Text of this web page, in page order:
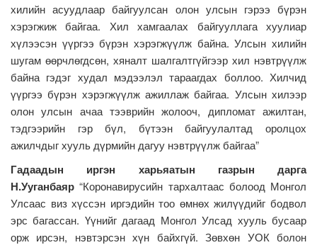
хилийн асуудлаар байгуулсан олон улсын гэрээ бүрэн
хэрэгжиж байгаа. Хил хамгаалах байгууллага хуулиар
хүлээсэн үүргээ бүрэн хэрэгжүүлж байна. Улсын хилийн
шугам өөрчлөгдсөн, хяналт шалгалтгүйгээр хил нэвтрүүлж
байна гэдэг худал мэдээлэл тараагдах боллоо. Хилчид
үүргээ бүрэн хэрэгжүүлж ажиллаж байгаа. Улсын хилээр
олон улсын ачаа тээврийн жолооч, дипломат ажилтан,
тэдгээрийн гэр бүл, бүтээн байгуулалтад оролцох
ажилчдыг хууль дүрмийн дагуу нэвтрүүлж байгаа”
Гадаадын иргэн харьяатын газрын дарга
Н.Ууганбаяр“Коронавирусийн тархалтаас болоод Монгол
Улсаас виз хүссэн иргэдийн тоо өмнөх жилүүдийг бодвол
эрс багассан. Үүнийг дагаад Монгол Улсад хууль бусаар
орж ирсэн, нэвтэрсэн хүн байхгүй. Зөвхөн УОК болон